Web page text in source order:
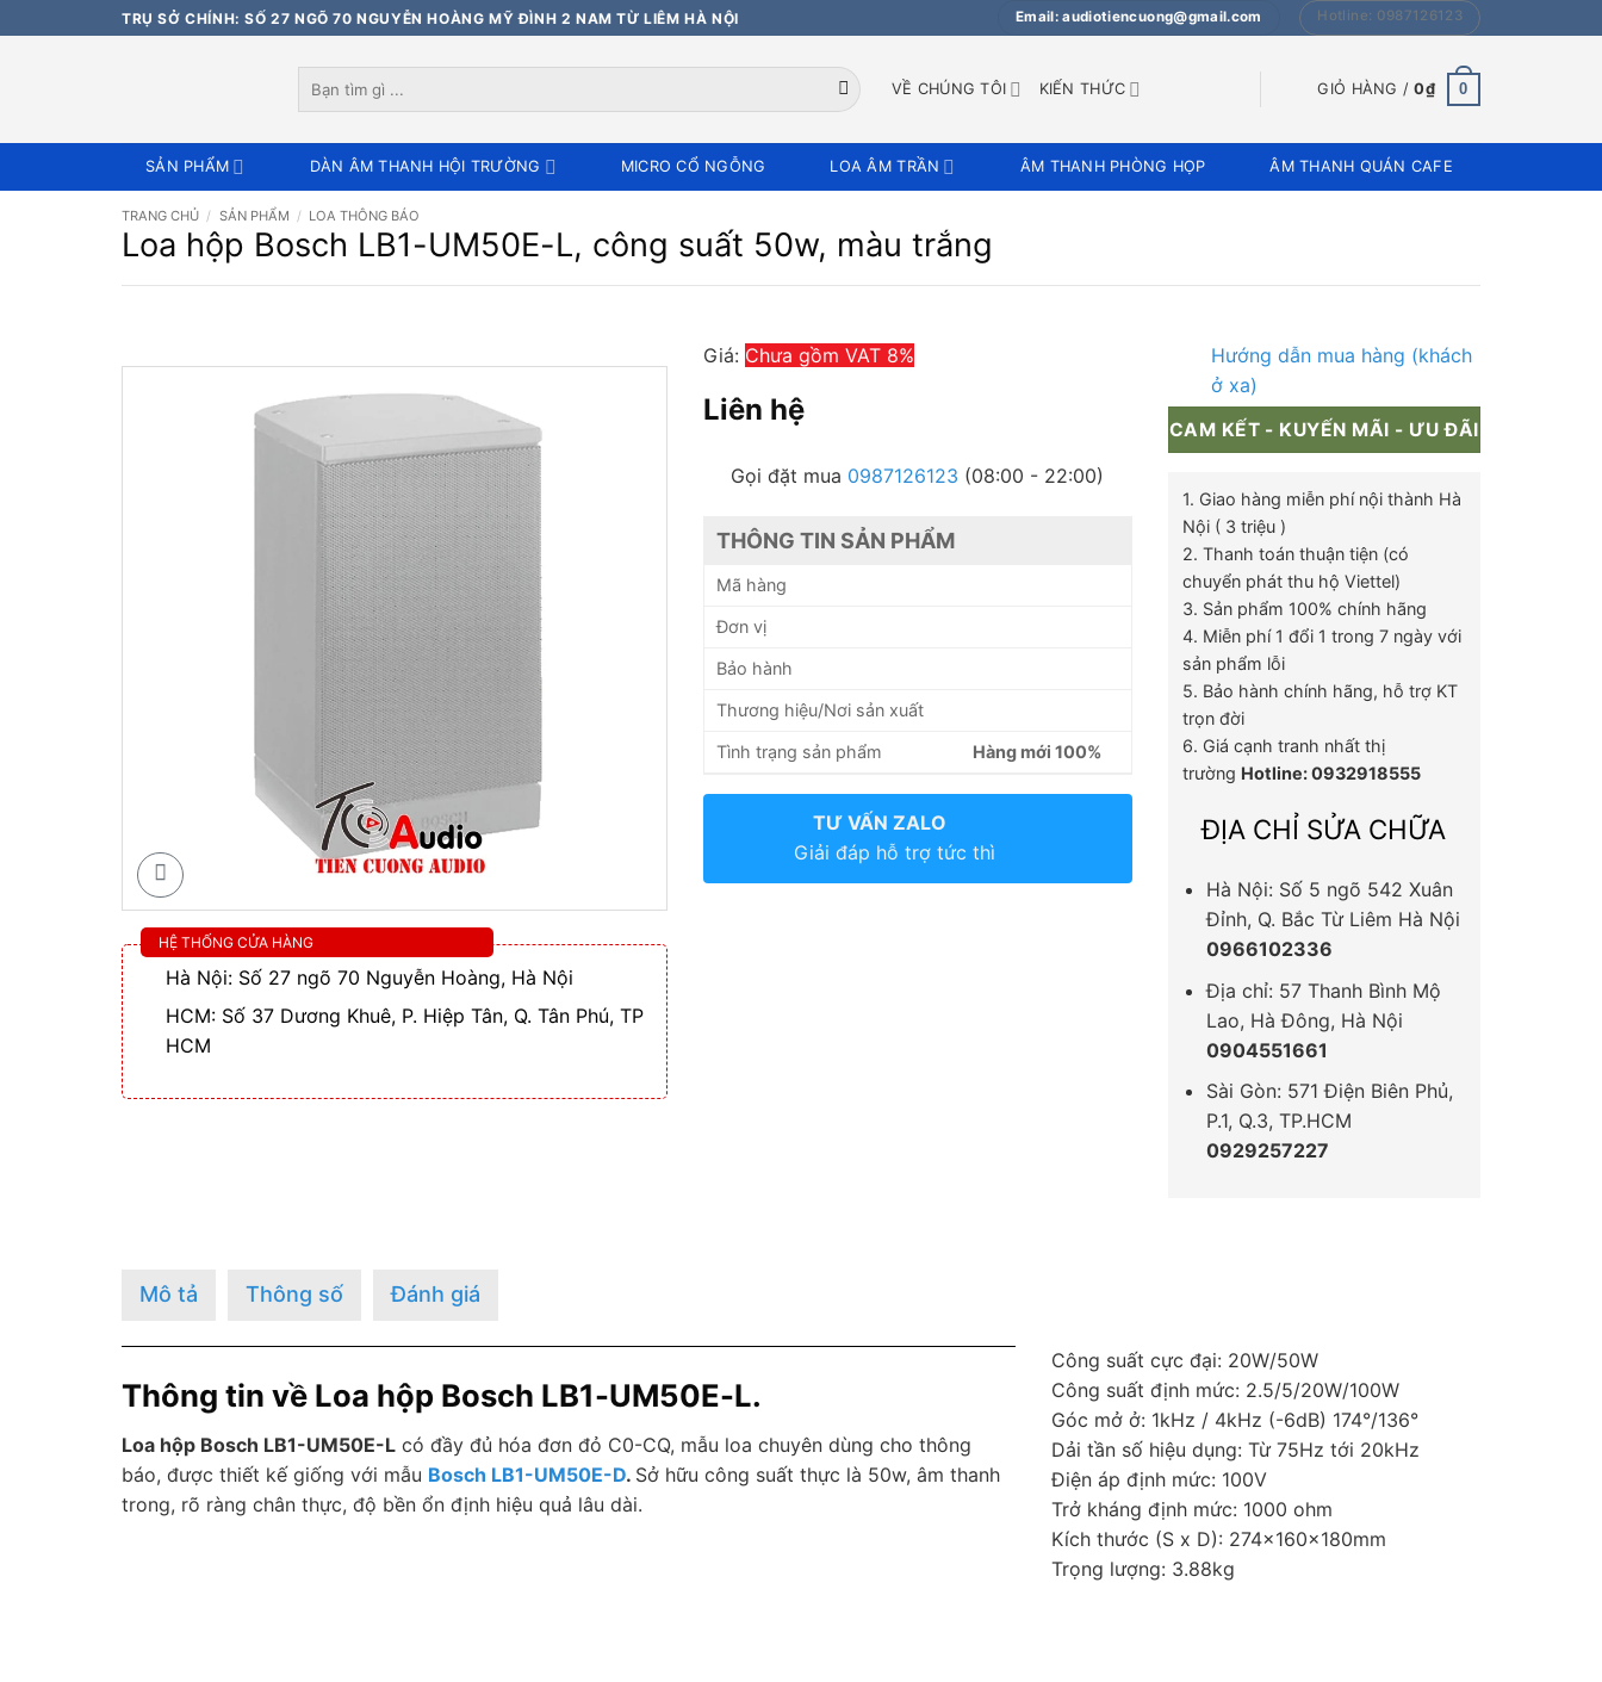
qua
TRỤ SỞ CHÍNH: SỐ 27 NGÕ 70 NGUYỄN HOÀNG MỸ ĐÌNH 2 NAM TỪ LIÊM HÀ NỘI Email: audiotiencuong@gmail.com Hotline: 0987126123
kiếm:
VỀ CHÚNG TÔI KIẾN THỨC GIỎ HÀNG /0₫ 0
SẢN PHẨM DÀN ÂM THANH HỘI TRƯỜNG MICRO CỔ NGỖNG LOA ÂM TRẦN ÂM THANH PHÒNG HỌP ÂM THANH QUÁN CAFE
TRANG CHỦ / SẢN PHẨM / LOA THÔNG BÁO
Loa hộp Bosch LB1-UM50E-L, công suất 50w, màu trắng
HỆ THỐNG CỬA HÀNG
Hà Nội: Số 27 ngõ 70 Nguyễn Hoàng, Hà Nội
HCM: Số 37 Dương Khuê, P. Hiệp Tân, Q. Tân Phú, TP
HCM
Giá: Chưa gồm VAT 8%
Liên hệ
Gọi đặt mua 0987126123 (08:00 - 22:00)
THÔNG TIN SẢN PHẨM
Mã hàng
Đơn vị
Bảo hành
Thương hiệu/Nơi sản xuất
Tình trạng sản phẩm Hàng mới 100%
TƯ VẤN ZALO
Giải đáp hỗ trợ tức thì
Hướng dẫn mua hàng (khách
ở xa)
CAM KẾT - KUYẾN MÃI - ƯU ĐÃI
1. Giao hàng miễn phí nội thành Hà
Nội ( 3 triệu )
2. Thanh toán thuận tiện (có
chuyển phát thu hộ Viettel)
3. Sản phẩm 100% chính hãng
4. Miễn phí 1 đổi 1 trong 7 ngày với
sản phẩm lỗi
5. Bảo hành chính hãng, hỗ trợ KT
trọn đời
6. Giá cạnh tranh nhất thị
trường Hotline: 0932918555
ĐỊA CHỈ SỬA CHỮA
Hà Nội: Số 5 ngõ 542 Xuân
Đỉnh, Q. Bắc Từ Liêm Hà Nội
0966102336
Địa chỉ: 57 Thanh Bình Mộ
Lao, Hà Đông, Hà Nội
0904551661
Sài Gòn: 571 Điện Biên Phủ,
P.1, Q.3, TP.HCM
0929257227
Mô tả Thông số Đánh giá
Thông tin về Loa hộp Bosch LB1-UM50E-L.
Loa hộp Bosch LB1-UM50E-L có đầy đủ hóa đơn đỏ C0-CQ, mẫu loa chuyên dùng cho thông
báo, được thiết kế giống với mẫu Bosch LB1-UM50E-D. Sở hữu công suất thực là 50w, âm thanh
trong, rõ ràng chân thực, độ bền ổn định hiệu quả lâu dài.
Công suất cực đại: 20W/50W
Công suất định mức: 2.5/5/20W/100W
Góc mở ở: 1kHz / 4kHz (-6dB) 174°/136°
Dải tần số hiệu dụng: Từ 75Hz tới 20kHz
Điện áp định mức: 100V
Trở kháng định mức: 1000 ohm
Kích thước (S x D): 274x160x180mm
Trọng lượng: 3.88kg